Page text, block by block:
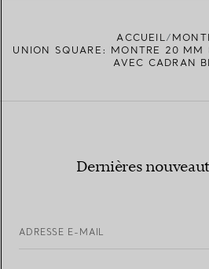
ACCUEIL
UNION SQUARE: MONTRE 20 MM
AVEC CADRAN
Dernières
ADRESSE E-MAIL